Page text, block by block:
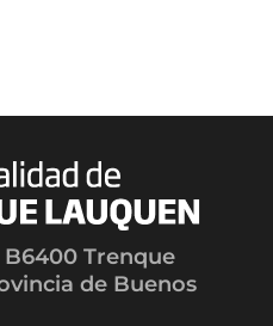
B6400 Trenque
de Buenos